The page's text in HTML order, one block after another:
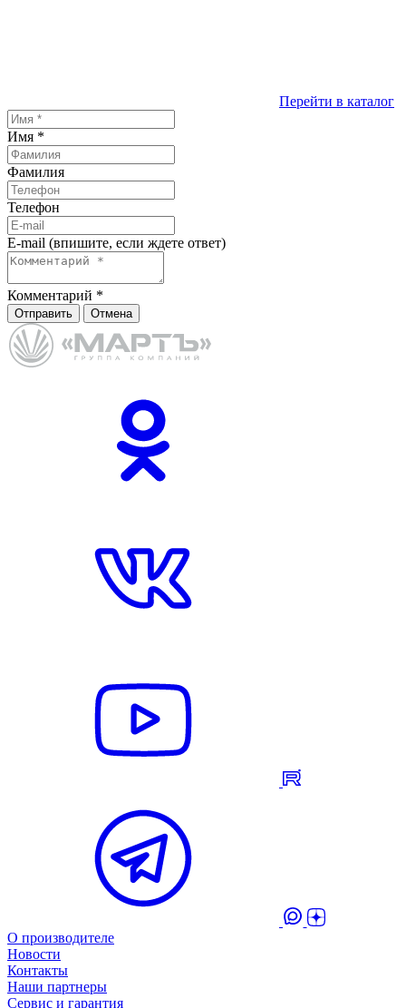
Перейти в каталог
Имя *
Фамилия
Телефон
E-mail (впишите, если ждете ответ)
Комментарий *
Отправить Отмена
О производителе
Новости
Контакты
Наши партнеры
Сервис и гарантия